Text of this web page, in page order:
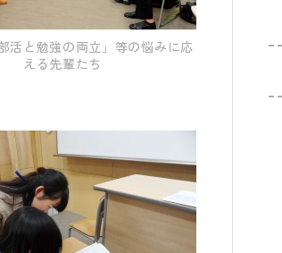
活と勉強の両立」等の悩みに応
える先輩たち